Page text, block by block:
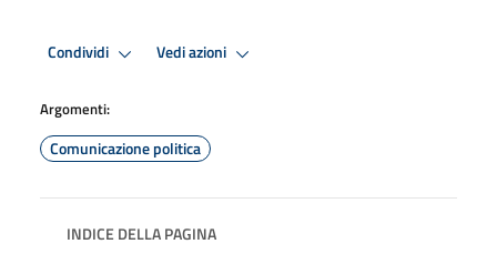
Condividi Vedi azioni
Argomenti:
Comunicazione politica
INDICE DELLA PAGINA